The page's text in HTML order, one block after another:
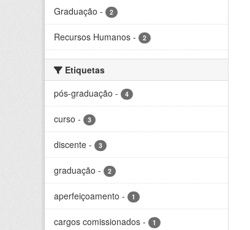
Graduação - 2
Recursos Humanos - 2
Etiquetas
pós-graduação - 4
curso - 3
discente - 3
graduação - 2
aperfeiçoamento - 1
cargos comissionados - 1